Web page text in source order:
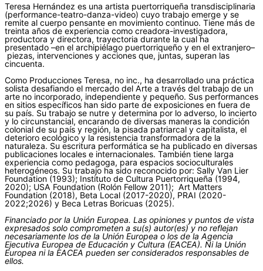
Teresa Hernández es una artista puertorriqueña transdisciplinaria
(performance-teatro-danza-video) cuyo trabajo emerge y se
remite al cuerpo pensante en movimiento continuo. Tiene más de
treinta años de experiencia como creadora-investigadora,
productora y directora, trayectoria durante la cual ha
presentado –en el archipiélago puertorriqueño y en el extranjero–
piezas, intervenciones y acciones que, juntas, superan las
cincuenta.
Como Producciones Teresa, no inc., ha desarrollado una práctica
solista desafiando el mercado del Arte a través del trabajo de un
arte no incorporado, independiente y pequeño. Sus performances
en sitios específicos han sido parte de exposiciones en fuera de
su país. Su trabajo se nutre y determina por lo adverso, lo incierto
y lo circunstancial, encarando de diversas maneras la condición
colonial de su país y región, la pisada patriarcal y capitalista, el
deterioro ecológico y la resistencia transformadora de la
naturaleza. Su escritura performática se ha publicado en diversas
publicaciones locales e internacionales. También tiene larga
experiencia como pedagoga, para espacios socioculturales
heterogéneos. Su trabajo ha sido reconocido por: Sally Van Lier
Foundation (1993); Instituto de Cultura Puertorriqueña (1994,
2020); USA Foundation (Rolón Fellow 2011); Art Matters
Foundation (2018), Beta Local (2017-2020), PRAI (2020-
2022;2026) y Beca Letras Boricuas (2025).
Financiado por la Unión Europea. Las opiniones y puntos de vista
expresados solo comprometen a su(s) autor(es) y no reflejan
necesariamente los de la Unión Europea o los de la Agencia
Ejecutiva Europea de Educación y Cultura (EACEA). Ni la Unión
Europea ni la EACEA pueden ser considerados responsables de
ellos.